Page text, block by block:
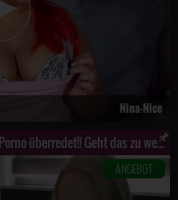
Nina-Nice
Prüde stiefPFARRERSt*****r zum Porno überredet!! Geht das zu weit?
ANGEBOT